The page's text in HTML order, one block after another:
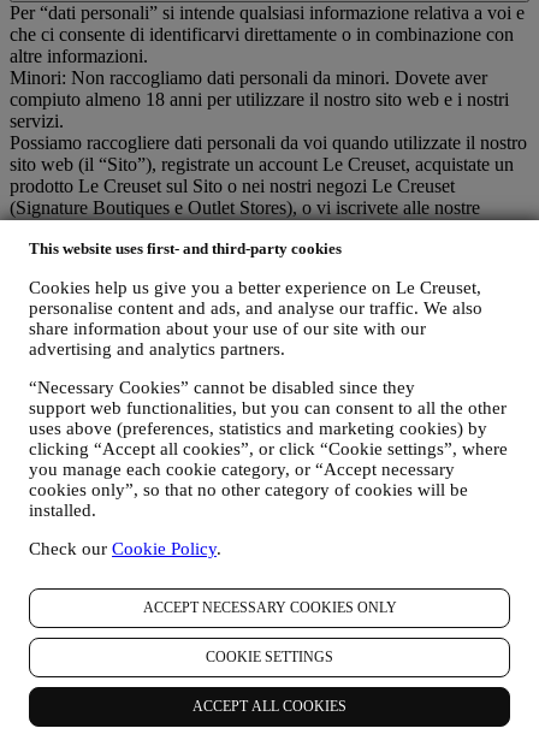
This website uses first- and third-party cookies
Cookies help us give you a better experience on Le Creuset,
personalise content and ads, and analyse our traffic. We also
share information about your use of our site with our
advertising and analytics partners.
“Necessary Cookies” cannot be disabled since they
support web functionalities, but you can consent to all the other
uses above (preferences, statistics and marketing cookies) by
clicking “Accept all cookies”, or click “Cookie settings”, where
you manage each cookie category, or “Accept necessary
cookies only”, so that no other category of cookies will be
installed.
Check our Cookie Policy.
ACCEPT NECESSARY COOKIES ONLY
COOKIE SETTINGS
ACCEPT ALL COOKIES
Per “dati personali” si intende qualsiasi informazione relativa a voi e
che ci consente di identificarvi direttamente o in combinazione con
altre informazioni.
Minori: Non raccogliamo dati personali da minori. Dovete aver
compiuto almeno 18 anni per utilizzare il nostro sito web e i nostri
servizi.
Possiamo raccogliere dati personali da voi quando utilizzate il nostro
sito web (il “Sito”), registrate un account Le Creuset, acquistate un
prodotto Le Creuset sul Sito o nei nostri negozi Le Creuset
(Signature Boutiques e Outlet Stores), o vi iscrivete alle nostre
vostro consenso, i dati personali possono includere:
i. il vostro nome, cognome, indirizzo email, data di nascita e
altri dati di contatto (indirizzo, numero di telefono e indirizzo
email), per registrare un account Le Creuset o effettuare un
acquisto come utente ospite o per iscrivervi alle nostre
comunicazioni di marketing sul sito o in negozio;
ii. dati relativi ai vostri acquisti, ad esempio, data e ora
dell’acquisto, data di consegna, dati sul prodotto e sul
pagamento, dati per la gestione degli ordini;
iii. dati riguardo alla vostra cronologia di navigazione online
(ad es., identificativi online, quali il vostro indirizzo IP, la
versione del browser, il sistema operativo, la durata della
vengono raccolti durante le vostre visite al Sito (come utenti
tracciamento come i “cookie” e tecnologie simili (compresi i
pixel di tracciamento nelle e-mail), al fine di migliorare i nostri
servizi e annunci o per i nostri scopi di analisi statistica. Nella
maggior parte dei casi non saremo in grado di identificarvi
tramite le suddette informazioni. Per informazioni sulla
raccolta dei dati tramite cookie, si prega di leggere la nostra
Politica sui cookie.